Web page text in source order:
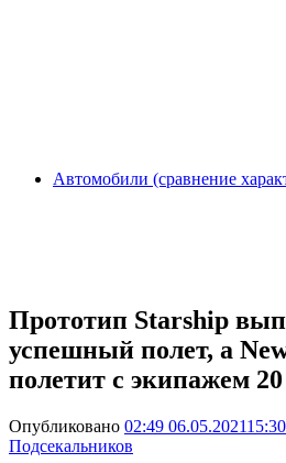
Автомобили (сравнение
Прототип Starship
успешный полет, а
полетит с экипажем
Опубликовано 02:49 06.05.2021
Подсекальников